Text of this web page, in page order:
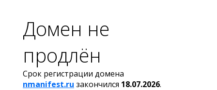
Домен не
продлён
Срок регистрации домена
nmanifest.ru закончился 18.07.2026.